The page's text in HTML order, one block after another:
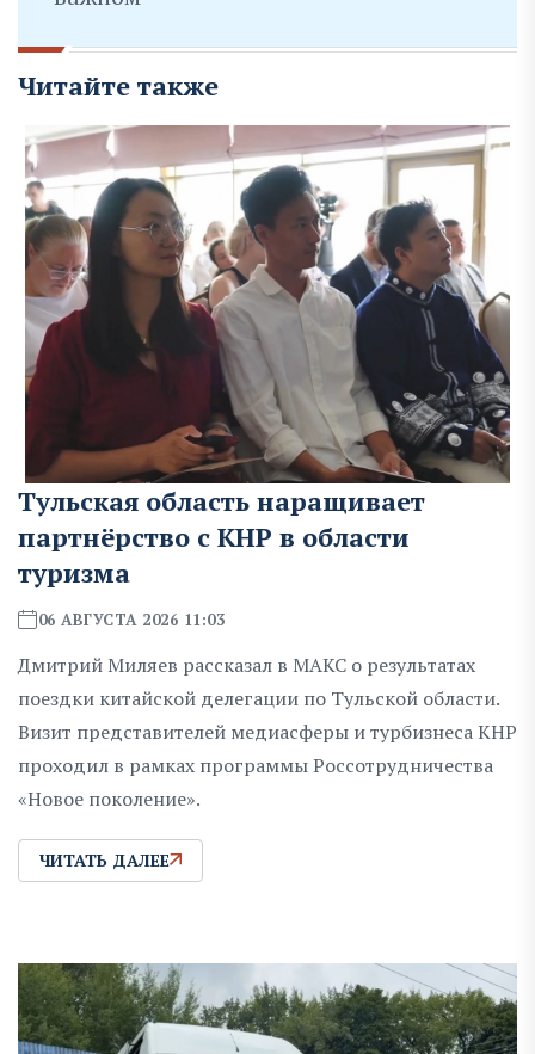
Читайте также
Тульская область наращивает
партнёрство с КНР в области
туризма
06 АВГУСТА 2026 11:03
Дмитрий Миляев рассказал в MAКС о результатах
поездки китайской делегации по Тульской области.
Визит представителей медиасферы и турбизнеса КНР
проходил в рамках программы Россотрудничества
«Новое поколение».
ЧИТАТЬ ДАЛЕЕ